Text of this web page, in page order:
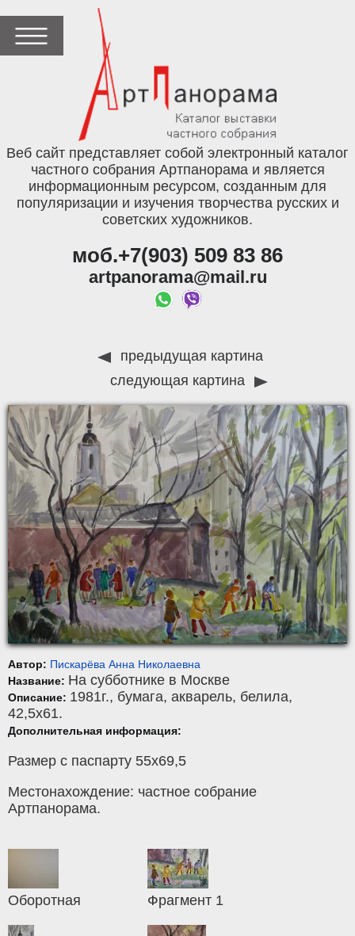
Веб сайт представляет собой электронный каталог
частного собрания Артпанорама и является
информационным ресурсом, созданным для
популяризации и изучения творчества русских и
советских художников.
моб.+7(903) 509 83 86
artpanorama@mail.ru
предыдущая картина
следующая картина
Автор: Пискарёва Анна Николаевна
Название: На субботнике в Москве
Описание: 1981г., бумага, акварель, белила,
42,5x61.
Дополнительная информация:
Размер с паспарту 55х69,5
Местонахождение: частное собрание
Артпанорама.
Оборотная Фрагмент 1